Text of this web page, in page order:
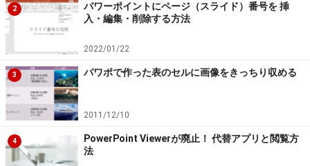
2
パワーポイントにページ（スライド）番号を 挿
入・編集・削除する方法
2022/01/22
3 パワポで作った表のセルに画像をきっちり収める
2011/12/10
4
PowerPoint Viewerが廃止！ 代替アプリと閲覧方
法